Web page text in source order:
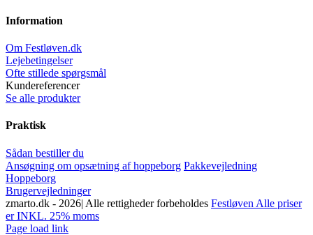
Information
Om Festløven.dk
Lejebetingelser
Ofte stillede spørgsmål
Kundereferencer
Se alle produkter
Praktisk
Sådan bestiller du
Ansøgning om opsætning af hoppeborg Pakkevejledning
Hoppeborg
Brugervejledninger
zmarto.dk - 2026| Alle rettigheder forbeholdes Festløven Alle priser
er INKL. 25% moms
Facebook
Instagram
YouTube
Page load link